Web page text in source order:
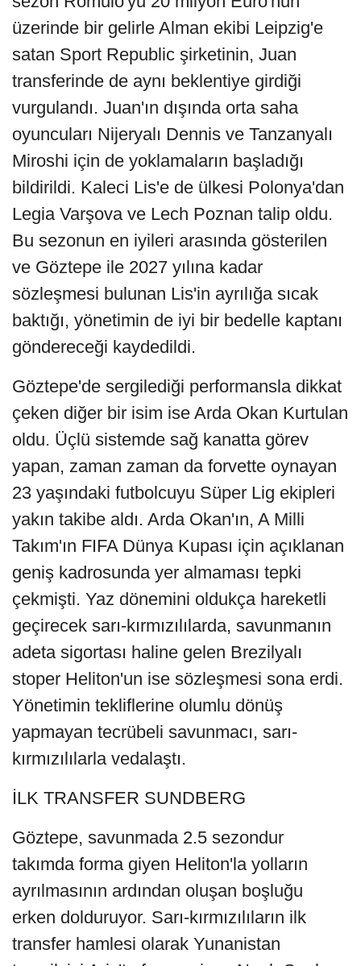
üzerinde bir gelirle Alman ekibi Leipzig'e
satan Sport Republic şirketinin, Juan
transferinde de aynı beklentiye girdiği
vurgulandı. Juan'ın dışında orta saha
oyuncuları Nijeryalı Dennis ve Tanzanyalı
Miroshi için de yoklamaların başladığı
bildirildi. Kaleci Lis'e de ülkesi Polonya'dan
Legia Varşova ve Lech Poznan talip oldu.
Bu sezonun en iyileri arasında gösterilen
ve Göztepe ile 2027 yılına kadar
sözleşmesi bulunan Lis'in ayrılığa sıcak
baktığı, yönetimin de iyi bir bedelle kaptanı
göndereceği kaydedildi.
Göztepe'de sergilediği performansla dikkat
çeken diğer bir isim ise Arda Okan Kurtulan
oldu. Üçlü sistemde sağ kanatta görev
yapan, zaman zaman da forvette oynayan
23 yaşındaki futbolcuyu Süper Lig ekipleri
yakın takibe aldı. Arda Okan'ın, A Milli
Takım'ın FIFA Dünya Kupası için açıklanan
geniş kadrosunda yer almaması tepki
çekmişti. Yaz dönemini oldukça hareketli
geçirecek sarı-kırmızılılarda, savunmanın
adeta sigortası haline gelen Brezilyalı
stoper Heliton'un ise sözleşmesi sona erdi.
Yönetimin tekliflerine olumlu dönüş
yapmayan tecrübeli savunmacı, sarı-
kırmızılılarla vedalaştı.
İLK TRANSFER SUNDBERG
Göztepe, savunmada 2.5 sezondur
takımda forma giyen Heliton'la yolların
ayrılmasının ardından oluşan boşluğu
erken dolduruyor. Sarı-kırmızılıların ilk
transfer hamlesi olarak Yunanistan